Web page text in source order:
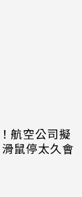
航空公司擬
鼠停太久會